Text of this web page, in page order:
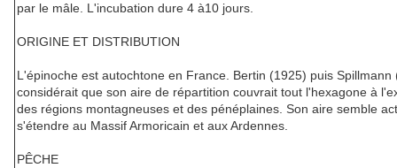
par le mâle. L'incubation dure 4 à10 jours.
ORIGINE ET DISTRIBUTION
L'épinoche est autochtone en France. Bertin (1925) puis Spillmann
considérait que son aire de répartition couvrait tout l'hexagone à
des régions montagneuses et des pénéplaines. Son aire semble
s'étendre au Massif Armoricain et aux Ardennes.
PÊCHE